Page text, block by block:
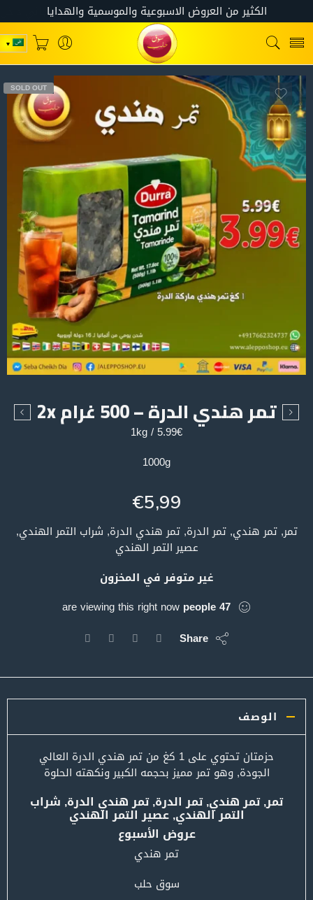
SOLD OUT
تمر هندي الدرة – 500 غرام 2x
5.99€ / 1kg
1000g
€5,99
تمر, تمر هندي, تمر الدرة, تمر هندي الدرة, شراب التمر الهندي,
عصير التمر الهندي
غير متوفر في المخزون
47
people
are viewing this right now
Share
الوصف
حزمتان تحتوي على 1 كغ من تمر هندي الدرة العالي
الجودة, وهو تمر مميز بحجمه الكبير ونكهته الحلوة
تمر, تمر هندي, تمر الدرة, تمر هندي الدرة, شراب
التمر الهندي, عصير التمر الهندي
عروض الأسبوع
تمر هندي
سوق حلب